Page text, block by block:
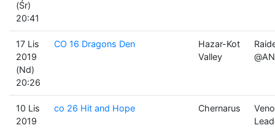
(Śr)
20:41
17 Lis
2019
(Nd)
20:26
CO 16 Dragons Den
Hazar-Kot
Valley
10 Lis
2019
co 26 Hit and Hope Chernarus